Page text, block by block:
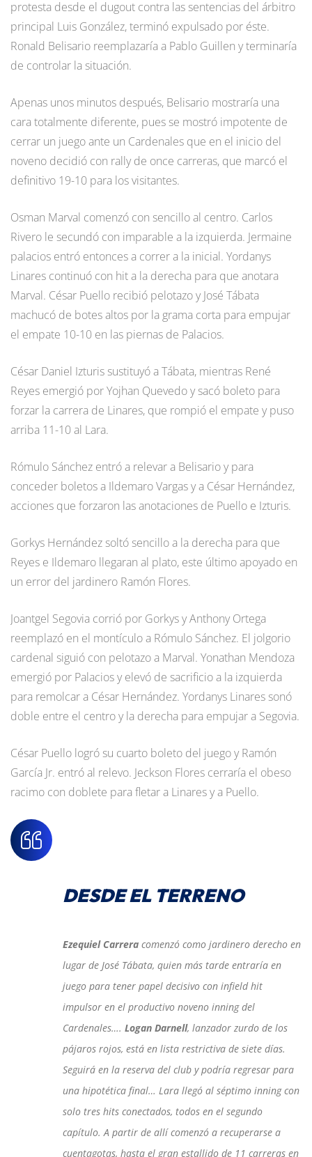
protesta desde el dugout contra las sentencias del árbitro
principal Luis González, terminó expulsado por éste.
Ronald Belisario reemplazaría a Pablo Guillen y terminaría
de controlar la situación.
Apenas unos minutos después, Belisario mostraría una
cara totalmente diferente, pues se mostró impotente de
cerrar un juego ante un Cardenales que en el inicio del
noveno decidió con rally de once carreras, que marcó el
definitivo 19-10 para los visitantes.
Osman Marval comenzó con sencillo al centro. Carlos
Rivero le secundó con imparable a la izquierda. Jermaine
palacios entró entonces a correr a la inicial. Yordanys
Linares continuó con hit a la derecha para que anotara
Marval. César Puello recibió pelotazo y José Tábata
machucó de botes altos por la grama corta para empujar
el empate 10-10 en las piernas de Palacios.
César Daniel Izturis sustituyó a Tábata, mientras René
Reyes emergió por Yojhan Quevedo y sacó boleto para
forzar la carrera de Linares, que rompió el empate y puso
arriba 11-10 al Lara.
Rómulo Sánchez entró a relevar a Belisario y para
conceder boletos a Ildemaro Vargas y a César Hernández,
acciones que forzaron las anotaciones de Puello e Izturis.
Gorkys Hernández soltó sencillo a la derecha para que
Reyes e Ildemaro llegaran al plato, este último apoyado en
un error del jardinero Ramón Flores.
Joantgel Segovia corrió por Gorkys y Anthony Ortega
reemplazó en el montículo a Rómulo Sánchez. El jolgorio
cardenal siguió con pelotazo a Marval. Yonathan Mendoza
emergió por Palacios y elevó de sacrificio a la izquierda
para remolcar a César Hernández. Yordanys Linares sonó
doble entre el centro y la derecha para empujar a Segovia.
César Puello logró su cuarto boleto del juego y Ramón
García Jr. entró al relevo. Jeckson Flores cerraría el obeso
racimo con doblete para fletar a Linares y a Puello.
DESDE EL TERRENO
Ezequiel Carrera comenzó como jardinero derecho en
lugar de José Tábata, quien más tarde entraría en
juego para tener papel decisivo con infield hit
impulsor en el productivo noveno inning del
Cardenales…. Logan Darnell, lanzador zurdo de los
pájaros rojos, está en lista restrictiva de siete días.
Seguirá en la reserva del club y podría regresar para
una hipotética final… Lara llegó al séptimo inning con
solo tres hits conectados, todos en el segundo
capítulo. A partir de allí comenzó a recuperarse a
cuentagotas, hasta el gran estallido de 11 carreras en